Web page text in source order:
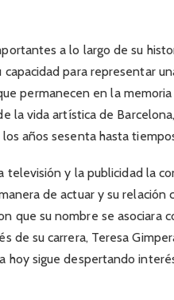
a lo largo de su
para representar
permanecen en la
la vida artística de
años sesenta hasta
televisión y la publicidad la
de actuar y su relación
que su nombre se asociara
de su carrera, Teresa
hoy sigue despertando